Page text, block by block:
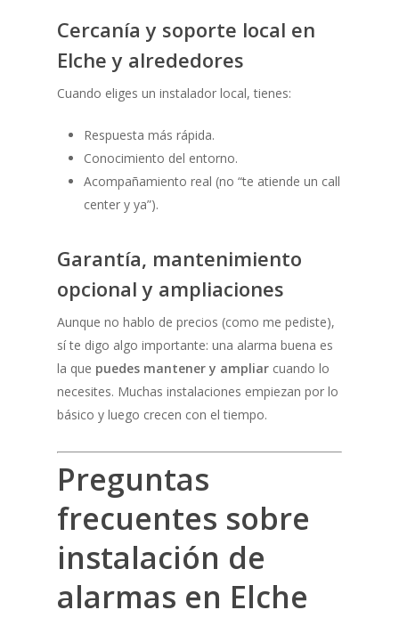
Cercanía y soporte local en
Elche y alrededores
Cuando eliges un instalador local, tienes:
Respuesta más rápida.
Conocimiento del entorno.
Acompañamiento real (no “te atiende un call
center y ya”).
Garantía, mantenimiento
opcional y ampliaciones
Aunque no hablo de precios (como me pediste),
sí te digo algo importante: una alarma buena es
la que puedes mantener y ampliar cuando lo
necesites. Muchas instalaciones empiezan por lo
básico y luego crecen con el tiempo.
Preguntas
frecuentes sobre
instalación de
alarmas en Elche